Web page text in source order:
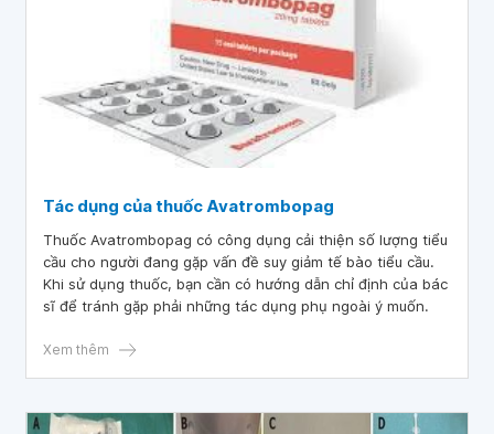
Tác dụng của thuốc Avatrombopag
Thuốc Avatrombopag có công dụng cải thiện số lượng tiểu
cầu cho người đang gặp vấn đề suy giảm tế bào tiểu cầu.
Khi sử dụng thuốc, bạn cần có hướng dẫn chỉ định của bác
sĩ để tránh gặp phải những tác dụng phụ ngoài ý muốn.
Xem thêm